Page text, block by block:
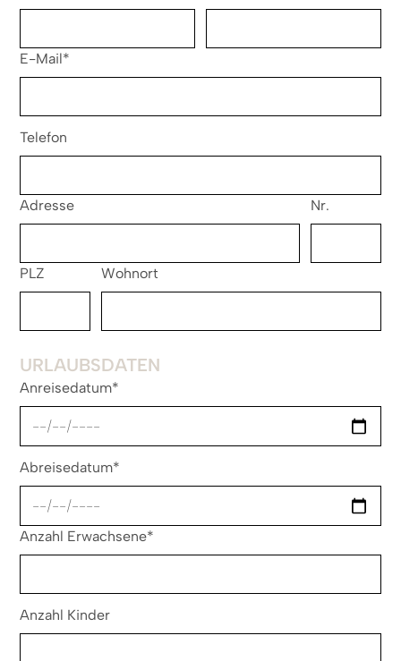
E-Mail*
Telefon
Adresse Nr.
PLZ Wohnort
URLAUBSDATEN
Anreisedatum*
Abreisedatum*
Anzahl Erwachsene*
Anzahl Kinder